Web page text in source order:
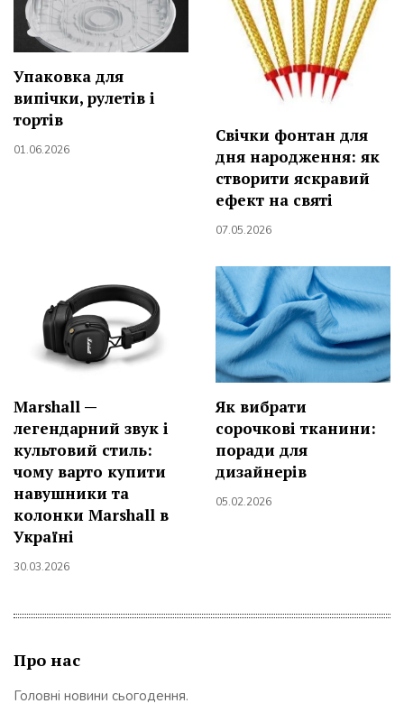
Упаковка для
випічки, рулетів і
тортів
01.06.2026
Свічки фонтан для
дня народження: як
створити яскравий
ефект на святі
07.05.2026
Marshall —
легендарний звук і
культовий стиль:
чому варто купити
навушники та
колонки Marshall в
Україні
30.03.2026
Як вибрати
сорочкові тканини:
поради для
дизайнерів
05.02.2026
Про нас
Головні новини сьогодення.